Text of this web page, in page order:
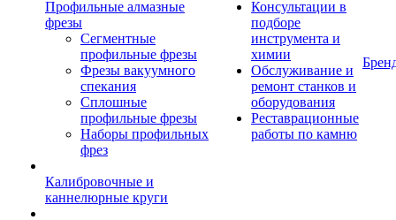
Профильные алмазные
фрезы
Сегментные
профильные фрезы
Фрезы вакуумного
спекания
Сплошные
профильные фрезы
Наборы профильных
фрез
Калибровочные и
каннелюрные круги
Консультации в
подборе
инструмента и
химии
Обслуживание и
ремонт станков и
оборудования
Реставрационные
работы по камню